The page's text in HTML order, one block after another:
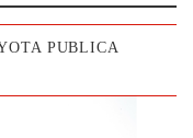
PUBLICA